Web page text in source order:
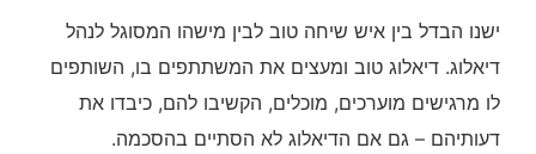
ישנו הבדל בין איש שיחה טוב לבין מישהו המסוגל לנהל
דיאלוג. דיאלוג טוב ומעצים את המשתתפים בו, השותפים
לו מרגישים מוערכים, מוכלים, הקשיבו להם, כיבדו את
דעותיהם – גם אם הדיאלוג לא הסתיים בהסכמה.